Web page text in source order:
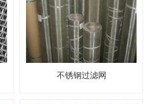
不锈钢过滤网